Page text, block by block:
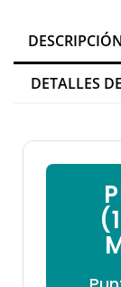
DESCRIPCIÓN
DETALLES